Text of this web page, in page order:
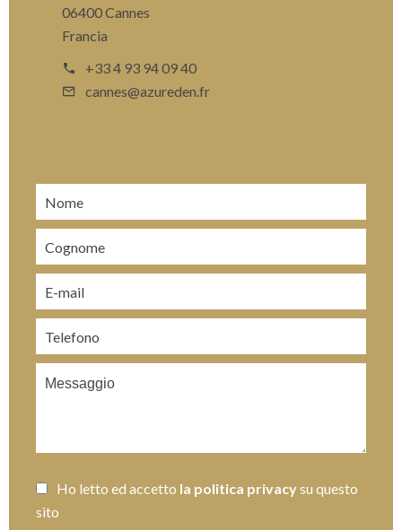
06400 Cannes
Francia
+33 4 93 94 09 40
cannes@azureden.fr
Ho letto ed accetto la politica privacysu questo
sito